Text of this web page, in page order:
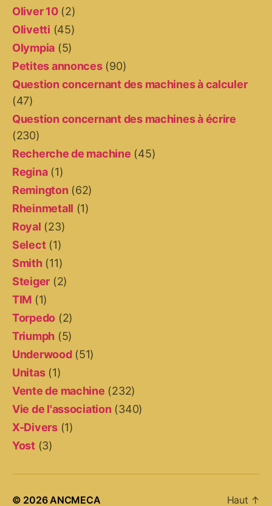
Oliver 10(2)
Olivetti (45)
Olympia (5)
Petites annonces(90)
Question concernant des machines à calculer
(47)
Question concernant des machines à écrire
(230)
Recherche de machine (45)
Regina(1)
Remington (62)
Rheinmetall (1)
Royal (23)
Select(1)
Smith(11)
Steiger (2)
TIM (1)
Torpedo (2)
Triumph (5)
Underwood(51)
Unitas(1)
Vente de machine (232)
Vie de l'association (340)
X-Divers(1)
Yost(3)
© 2026ANCMECA Haut ↑